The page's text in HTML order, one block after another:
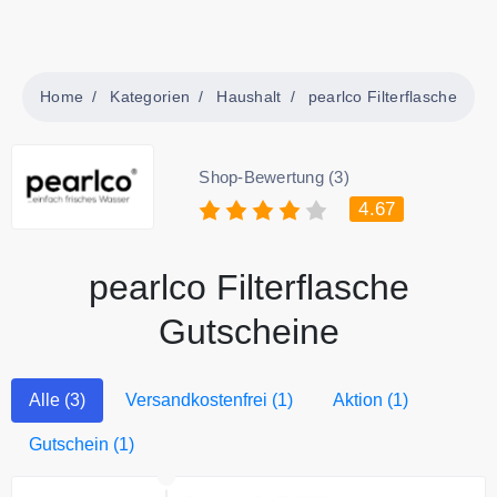
Home Kategorien Haushalt pearlco Filterflasche
Shop-Bewertung (3)
4.67
pearlco Filterflasche
Gutscheine
Alle (3) Versandkostenfrei (1) Aktion (1)
Gutschein (1)